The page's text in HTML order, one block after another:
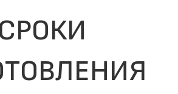
СРОКИ